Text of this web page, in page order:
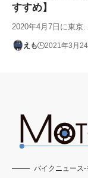
すすめ】
2020年4月7日に東京…
えも 2021年3月24
バイクニュース-